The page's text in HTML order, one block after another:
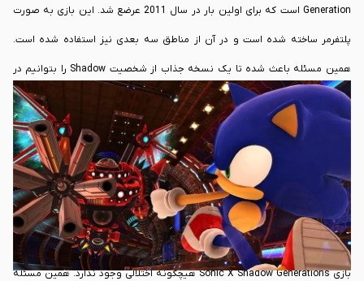
Generation است که برای اولین بار در سال 2011 عرضع شد. این بازی به صورت
پلتفرمر ساخته شده است و در آن از مناطق سه بعدی نیز استفاده شده است.
همین مسئله باعث شده تا یک نسخه جذاب از شخصیت Shadow را بتوانیم در
این بازی مشاهده کنیم. این شخصیت در کنار سونیک با اتحاد به مبارزه با دکتر
رباتنیک می روند تا از اعمال شرورانه وی جلوگیری به عمل بیاورند.
بازی Sonic X Shadow Generations در نظر گرفته شده است شامل
برخی از موارد جدید نیز می شود و شما می توانید در این مراحل محتوای تازه زیادی
را نیز مشاهده کنید. این بازی گیم پلی با سرعت بسیار بالایی را در اختیار شما قرار
می دهد و می توان گفت که بر خلاف برخی از نسخه های ریمستر شده امروزی، در
بازی Sonic X Shadow Generations هیچگونه اختلالی وجود ندارد. همین مسئله